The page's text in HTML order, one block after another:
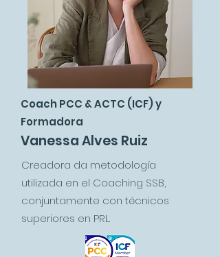
Coach PCC & ACTC (ICF) y
Formadora
Vanessa Alves Ruiz
Creadora da metodología
utilizada en el Coaching SSB,
conjuntamente con técnicos
superiores en PRL.